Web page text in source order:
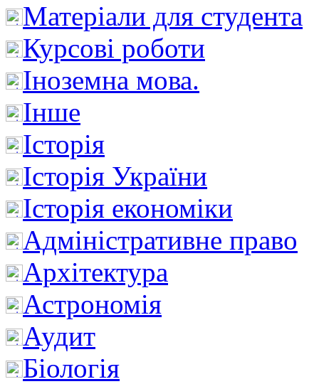
Матеріали для студента
Курсові роботи
Іноземна мова.
Інше
Історія
Історія України
Історія економіки
Адміністративне право
Архітектура
Астрономія
Аудит
Біологія